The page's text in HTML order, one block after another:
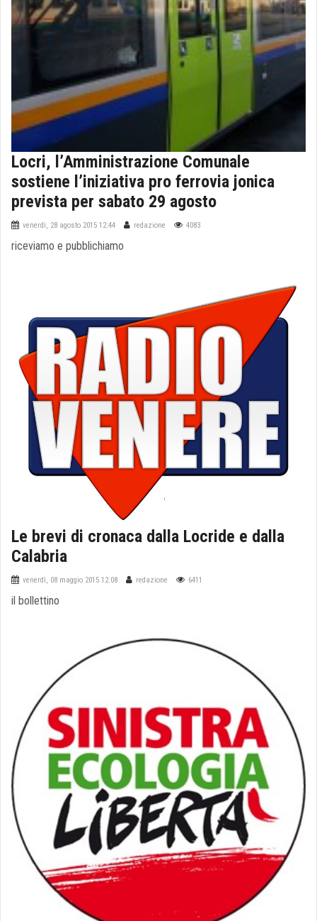
Locri, l’Amministrazione Comunale
sostiene l’iniziativa pro ferrovia jonica
prevista per sabato 29 agosto
venerdì, 28 agosto 2015 12:44 redazione 4083
riceviamo e pubblichiamo
Le brevi di cronaca dalla Locride e dalla
Calabria
venerdì, 08 maggio 2015 12:08 redazione 6411
il bollettino